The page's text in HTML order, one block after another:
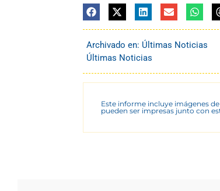
Archivado en: Últimas Noticias
Últimas Noticias
Este informe incluye imágenes
pueden ser impresas junto con